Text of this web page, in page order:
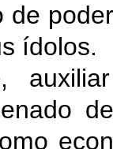
de
ídolos.